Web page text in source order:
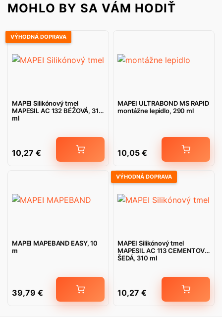
MOHLO BY SA VÁM HODIŤ
VÝHODNÁ DOPRAVA
MAPEI Silikónový tmel
MAPESIL AC 132 BÉŽOVÁ, 310
ml
10,27 €
MAPEI ULTRABOND MS RAPID
montážne lepidlo, 290 ml
10,05 €
MAPEI MAPEBAND EASY, 10
m
39,79 €
VÝHODNÁ DOPRAVA
MAPEI Silikónový tmel
MAPESIL AC 113 CEMENTOVO
ŠEDÁ, 310 ml
10,27 €